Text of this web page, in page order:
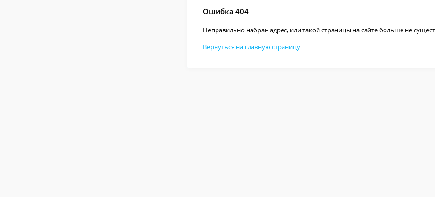
Ошибка 404
Неправильно набран адрес, или такой страницы на сайте больше не
Вернуться на главную страницу